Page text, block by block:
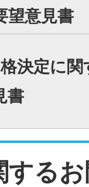
望意見書
決定に関
書
する